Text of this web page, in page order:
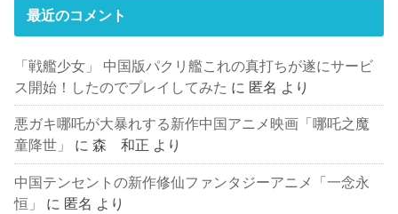
最近のコメント
「戦艦少女」 中国版パクリ艦これの真打ちが遂にサービ
ス開始！したのでプレイしてみた に 匿名 より
悪ガキ哪吒が大暴れする新作中国アニメ映画「哪吒之魔
童降世」
に森 和正 より
中国テンセントの新作修仙ファンタジーアニメ「一念永
恒」
に 匿名 より